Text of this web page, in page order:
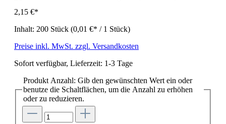
2,15 €*
Inhalt: 200 Stück (0,01 €* / 1 Stück)
Preise inkl. MwSt. zzgl. Versandkosten
Sofort verfügbar, Lieferzeit: 1-3 Tage
Produkt Anzahl: Gib den gewünschten Wert ein oder
benutze die Schaltflächen, um die Anzahl zu erhöhen
oder zu reduzieren.